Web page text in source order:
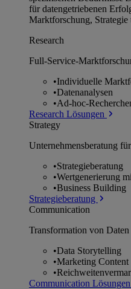
für datengetriebenen
Marktforschung,
Research
Full-Service-
•Individuelle
•Datenanalysen
•Ad-hoc-
Research Lösungen
Strategy
Unternehmens­beratung
•Strategieberatung
•Wertgenerierung
•Business Building
Strategieberatung
Communication
Transformation von
•Data Storytelling
•Marketing Content
•
Communication Lösungen